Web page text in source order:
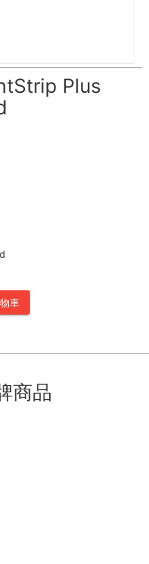
Plus
車
商品